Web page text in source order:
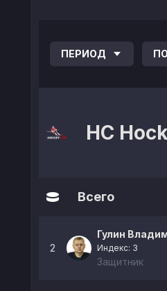
ПЕРИОД
НС
Всего
2
Гулин
Индекс: 3
Защитник